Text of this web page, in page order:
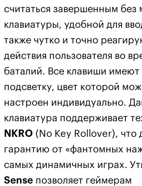
считаться завершенным без
клавиатуры, удобной для
также чутко и точно
действия пользователя во
баталий. Все клавиши имеют
подсветку, цвет которой
настроен индивидуально.
клавиатура поддерживает
NKRO (No Key Rollover), что
гарантию от «фантомных
самых динамичных играх.
Sense позволяет геймерам